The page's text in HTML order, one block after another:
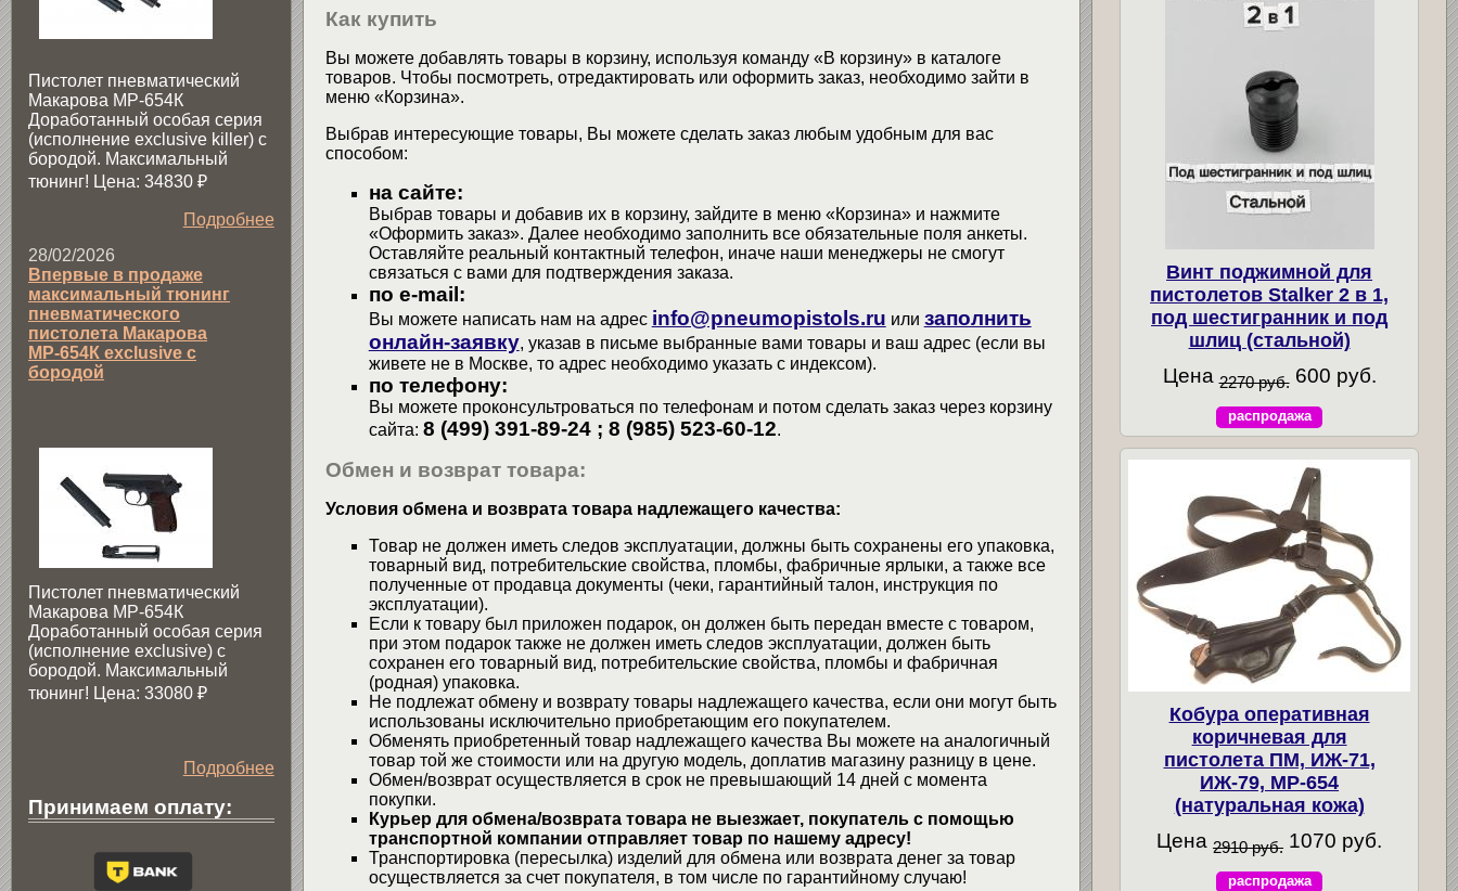
Как купить
Вы можете добавлять товары в корзину, используя команду «В корзину» в каталоге
товаров. Чтобы посмотреть, отредактировать или оформить заказ, необходимо зайти в
меню «Корзина».
Выбрав интересующие товары, Вы можете сделать заказ любым удобным для вас
способом:
на сайте:
Выбрав товары и добавив их в корзину, зайдите в меню «Корзина» и нажмите
«Оформить заказ». Далее необходимо заполнить все обязательные поля анкеты.
Оставляйте реальный контактный телефон, иначе наши менеджеры не смогут
связаться с вами для подтверждения заказа.
по e-mail:
Вы можете написать нам на адрес info@pneumopistols.ru или заполнить
онлайн-заявку, указав в письме выбранные вами товары и ваш адрес (если вы
живете не в Москве, то адрес необходимо указать с индексом).
по телефону:
Вы можете проконсультроваться по телефонам и потом сделать заказ через корзину
сайта: 8 (499) 391-89-24 ; 8 (985) 523-60-12.
Обмен и возврат товара:
Условия обмена и возврата товара надлежащего качества:
Товар не должен иметь следов эксплуатации, должны быть сохранены его упаковка,
товарный вид, потребительские свойства, пломбы, фабричные ярлыки, а также все
полученные от продавца документы (чеки, гарантийный талон, инструкция по
эксплуатации).
Если к товару был приложен подарок, он должен быть передан вместе с товаром,
при этом подарок также не должен иметь следов эксплуатации, должен быть
сохранен его товарный вид, потребительские свойства, пломбы и фабричная
(родная) упаковка.
Не подлежат обмену и возврату товары надлежащего качества, если они могут быть
использованы исключительно приобретающим его покупателем.
Обменять приобретенный товар надлежащего качества Вы можете на аналогичный
товар той же стоимости или на другую модель, доплатив магазину разницу в цене.
Обмен/возврат осуществляется в срок не превышающий 14 дней с момента
покупки.
Курьер для обмена/возврата товара не выезжает, покупатель с помощью
транспортной компании отправляет товар по нашему адресу!
Транспортировка (пересылка) изделий для обмена или возврата денег за товар
осуществляется за счет покупателя, в том числе по гарантийному случаю!
Пистолет пневматический
Макарова МР-654К
Доработанный особая серия
(исполнение exclusive killer) с
бородой. Максимальный
тюнинг! Цена: 34830 ₽
Подробнее
28/02/2026
Впервые в продаже
максимальный тюнинг
пневматического
пистолета Макарова
МР-654К exclusive с
бородой
Пистолет пневматический
Макарова МР-654К
Доработанный особая серия
(исполнение exclusive) c
бородой. Максимальный
тюнинг! Цена: 33080 ₽
Подробнее
Принимаем оплату:
Винт поджимной для
пистолетов Stalker 2 в 1,
под шестигранник и под
шлиц (стальной)
Цена 2270 руб. 600 руб.
распродажа
Кобура оперативная
коричневая для
пистолета ПМ, ИЖ-71,
ИЖ-79, МР-654
(натуральная кожа)
Цена 2910 руб. 1070 руб.
распродажа